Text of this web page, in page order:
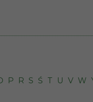
P R S Ś T U V W